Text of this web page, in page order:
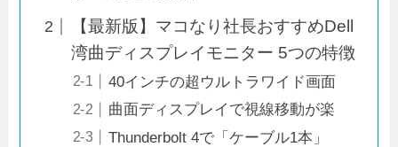
【最新版】マコなり社長おすすめDell
湾曲ディスプレイモニター 5つの特徴
40インチの超ウルトラワイド画面
曲面ディスプレイで視線移動が楽
Thunderbolt 4で「ケーブル1本」